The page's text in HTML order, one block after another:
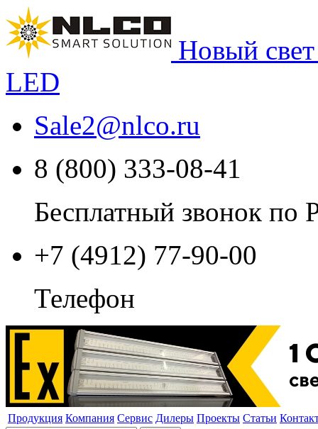
Новый
LED
Sale2@nlco.ru
8 (800) 333-08-41
Бесплатный звонок по
+7 (4912) 77-90-00
Телефон
Продукция Компания Сервис Дилеры Проекты Статьи